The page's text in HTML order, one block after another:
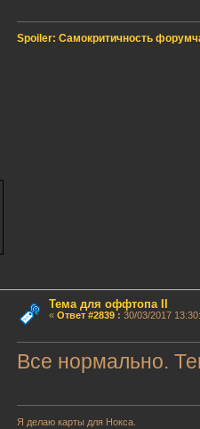
Spoiler: Самокритичность
Тема для оффтопа II
« Ответ #2839: 30/03/2017
Все нормально.
Я делаю карты для Нокса.